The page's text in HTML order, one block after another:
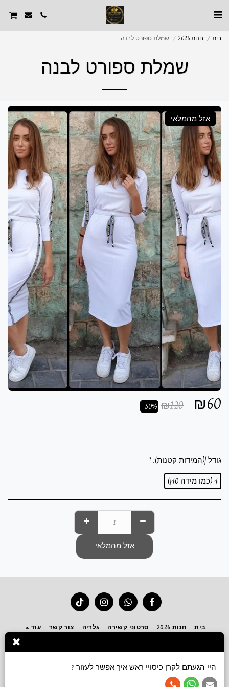
בית חנות 2026 שמלת ספורט לבנה
שמלת ספורט לבנה
אזל מהמלאי
₪60
₪120
-50%
גודל |(המידות קטנות):*
4 (כמו מידה 40|)
אזל מהמלאי
בית חנות 2026 סרטוני קשירה גלריה צור קשר עוד
הירשם
זכויות יוצרים © 2026 כל הזכויות שמורות -
היי הגעתם לקרן כיסויי ראש איך אפשר לעזור ?